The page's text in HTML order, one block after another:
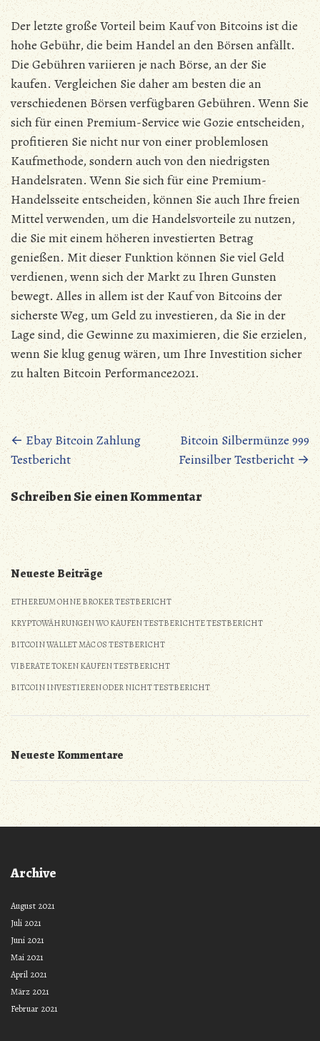
Der letzte große Vorteil beim Kauf von Bitcoins ist die
hohe Gebühr, die beim Handel an den Börsen anfällt.
Die Gebühren variieren je nach Börse, an der Sie
kaufen. Vergleichen Sie daher am besten die an
verschiedenen Börsen verfügbaren Gebühren. Wenn Sie
sich für einen Premium-Service wie Gozie entscheiden,
profitieren Sie nicht nur von einer problemlosen
Kaufmethode, sondern auch von den niedrigsten
Handelsraten. Wenn Sie sich für eine Premium-
Handelsseite entscheiden, können Sie auch Ihre freien
Mittel verwenden, um die Handelsvorteile zu nutzen,
die Sie mit einem höheren investierten Betrag
genießen. Mit dieser Funktion können Sie viel Geld
verdienen, wenn sich der Markt zu Ihren Gunsten
bewegt. Alles in allem ist der Kauf von Bitcoins der
sicherste Weg, um Geld zu investieren, da Sie in der
Lage sind, die Gewinne zu maximieren, die Sie erzielen,
wenn Sie klug genug wären, um Ihre Investition sicher
zu halten Bitcoin Performance2021.
Posts
navigation
← Ebay Bitcoin Zahlung
Testbericht
Bitcoin Silbermünze 999
Feinsilber Testbericht→
Schreiben Sie einen Kommentar
Neueste Beiträge
ETHEREUM OHNE BROKER TESTBERICHT
KRYPTOWÄHRUNGEN WO KAUFEN TESTBERICHTE TESTBERICHT
BITCOIN WALLET MAC OS TESTBERICHT
VIBERATE TOKEN KAUFEN TESTBERICHT
BITCOIN INVESTIEREN ODER NICHT TESTBERICHT
Neueste Kommentare
Archive
August 2021
Juli 2021
Juni 2021
Mai 2021
April 2021
März 2021
Februar 2021